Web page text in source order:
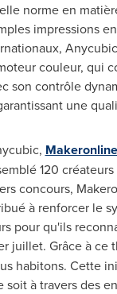
norme en
impressions
couleur,
son contrôle
une
Makeronline
120
concours,
à renforcer le
pour qu'ils
juillet. Grâce à
habitons. Cette
à travers des